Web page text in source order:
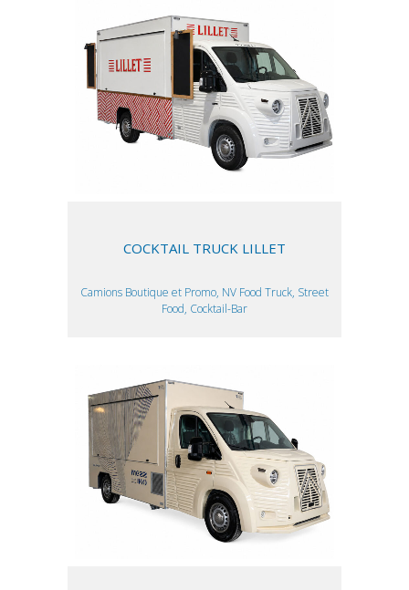
COCKTAIL TRUCK LILLET
Camions Boutique et Promo, NV Food Truck, Street
Food, Cocktail-Bar